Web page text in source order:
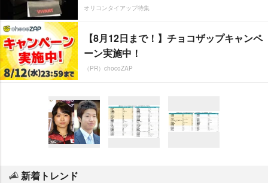
オリコンタイアップ特集
【8月12日まで！】チョコザップキャンペ
ーン実施中！
（PR）chocoZAP
新着トレンド